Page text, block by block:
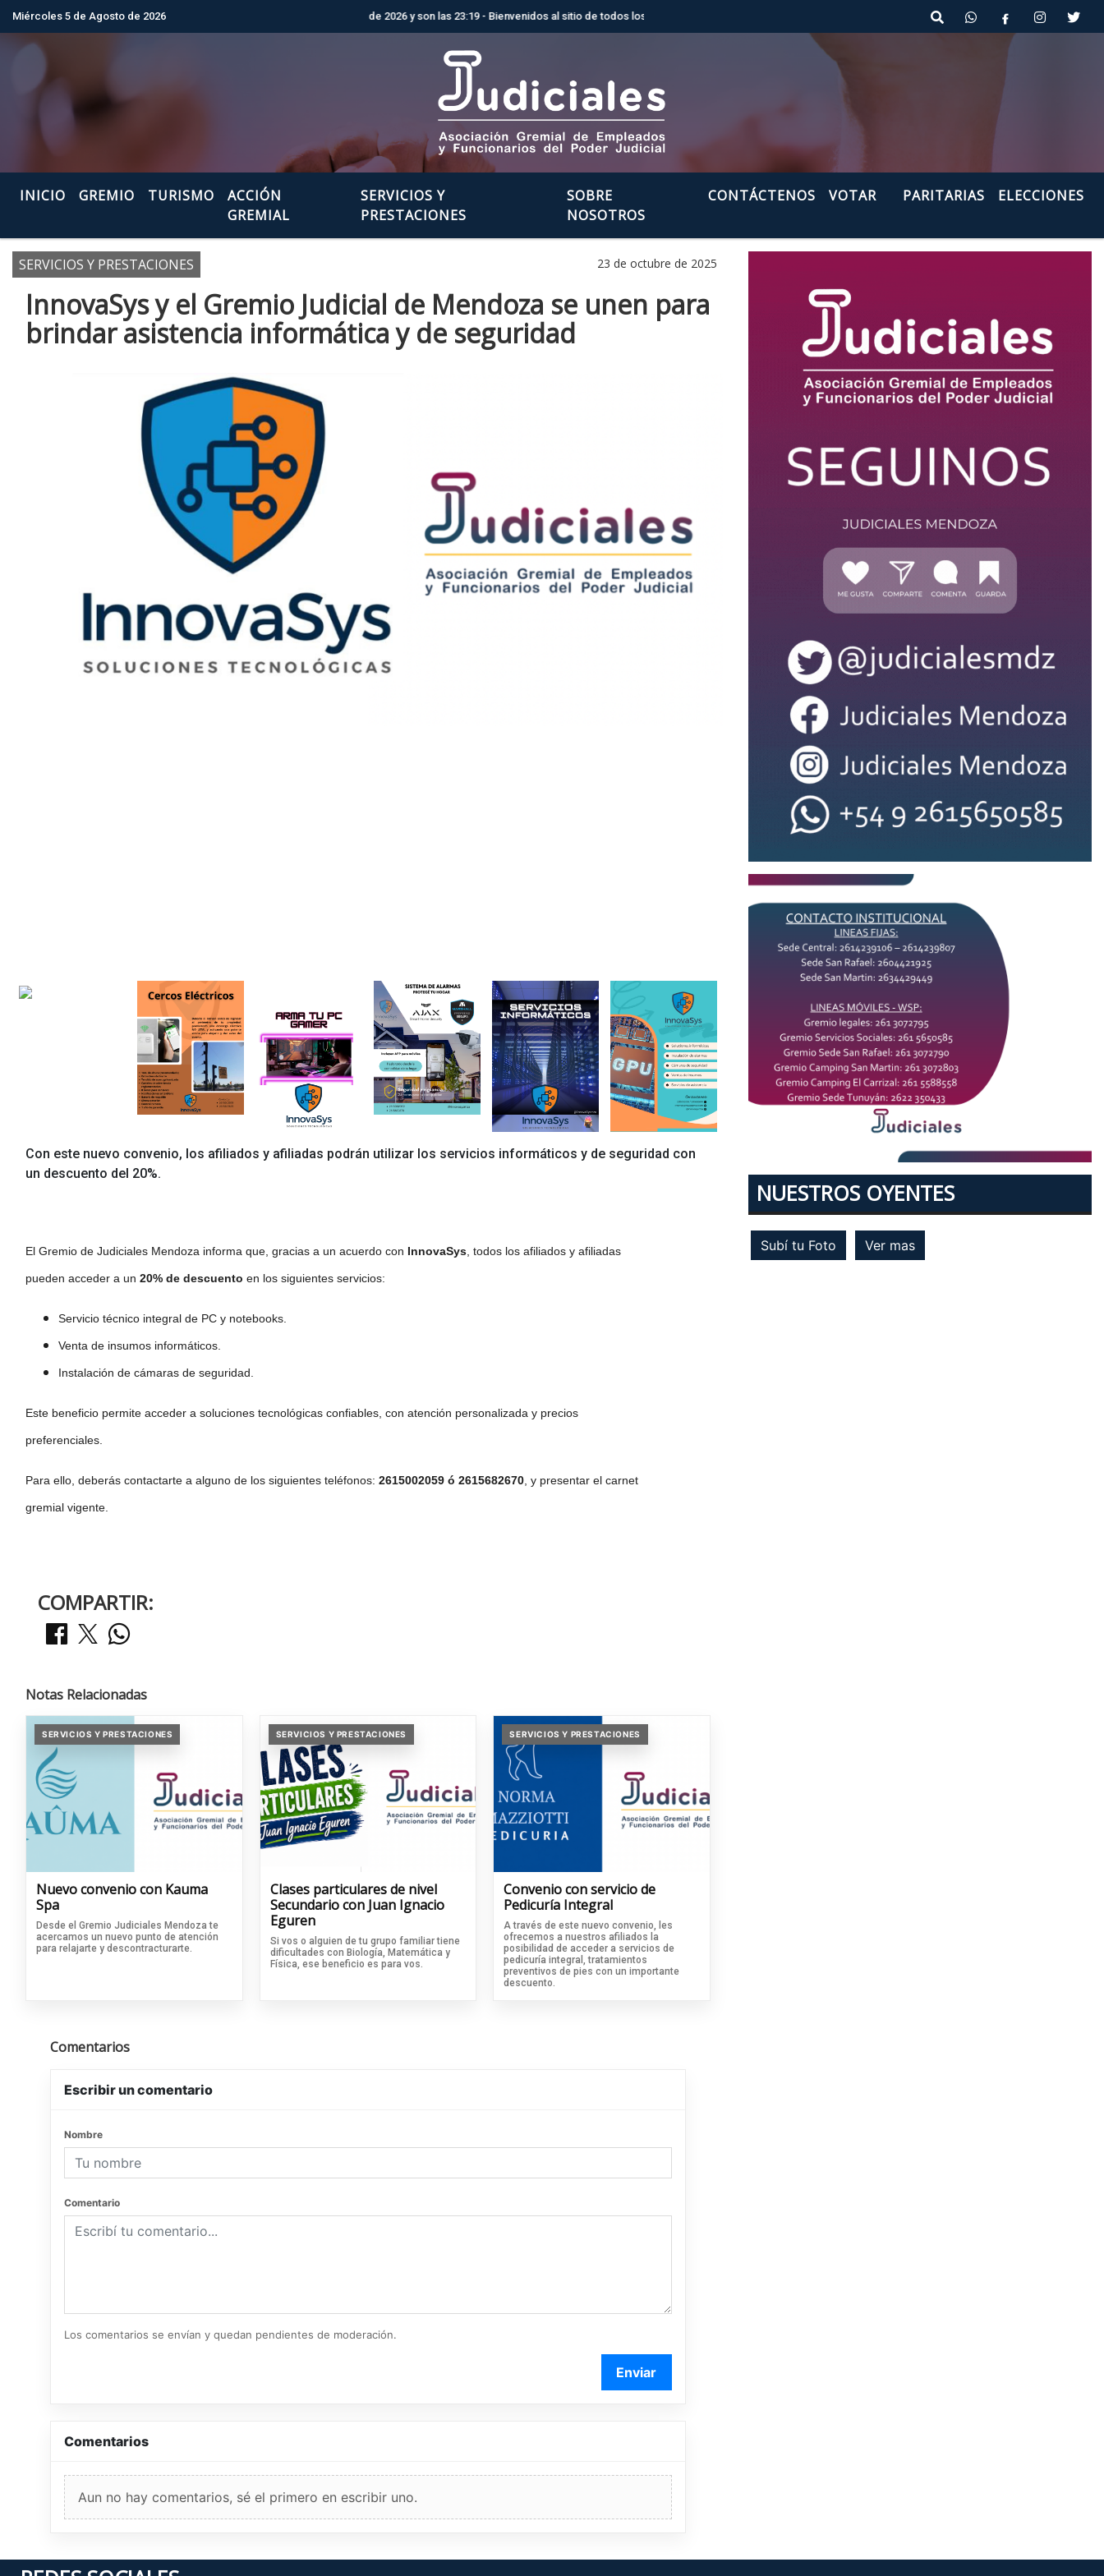
Miércoles 5 de Agosto de 2026 Hoy es Miércoles 5 de Agosto de 2026 y son las 23:19 - Bienvenidos al sitio de todos los judiciales de la provincia de Mendoza
INICIO GREMIO TURISMO
ACCIÓN
GREMIAL
SERVICIOS Y
PRESTACIONES
SOBRE
NOSOTROS
CONTÁCTENOS VOTAR PARITARIAS ELECCIONES
SERVICIOS Y PRESTACIONES 23 de octubre de 2025
InnovaSys y el Gremio Judicial de Mendoza se unen para
brindar asistencia informática y de seguridad
Con este nuevo convenio, los afiliados y afiliadas podrán utilizar los servicios informáticos y de seguridad con
un descuento del 20%.
El Gremio de Judiciales Mendoza informa que, gracias a un acuerdo con InnovaSys , todos los afiliados y afiliadas
pueden acceder a un 20% de descuento en los siguientes servicios:
Servicio técnico integral de PC y notebooks.
Venta de insumos informáticos.
Instalación de cámaras de seguridad.
Este beneficio permite acceder a soluciones tecnológicas confiables, con atención personalizada y precios
preferenciales.
Para ello, deberás contactarte a alguno de los siguientes teléfonos: 2615002059 ó 2615682670 , y presentar el carnet
gremial vigente.
COMPARTIR:
Notas Relacionadas
SERVICIOS Y PRESTACIONES
Nuevo convenio con Kauma
Spa
Desde el Gremio Judiciales Mendoza te
acercamos un nuevo punto de atención
para relajarte y descontracturarte.
SERVICIOS Y PRESTACIONES
Clases particulares de nivel
Secundario con Juan Ignacio
Eguren
Si vos o alguien de tu grupo familiar tiene
dificultades con Biología, Matemática y
Física, ese beneficio es para vos.
SERVICIOS Y PRESTACIONES
Convenio con servicio de
Pedicuría Integral
A través de este nuevo convenio, les
ofrecemos a nuestros afiliados la
posibilidad de acceder a servicios de
pedicuría integral, tratamientos
preventivos de pies con un importante
descuento.
Comentarios
Escribir un comentario
Nombre
Comentario
Los comentarios se envían y quedan pendientes de moderación.
Enviar
Comentarios
Aun no hay comentarios, sé el primero en escribir uno.
NUESTROS OYENTES
Subí tu Foto Ver mas